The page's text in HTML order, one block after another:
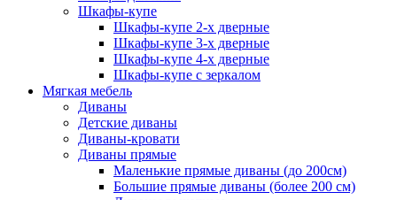
Шкафы-купе
Шкафы-купе 2-х дверные
Шкафы-купе 3-х дверные
Шкафы-купе 4-х дверные
Шкафы-купе с зеркалом
Мягкая мебель
Диваны
Детские диваны
Диваны-кровати
Диваны прямые
Маленькие прямые диваны (до 200см)
Большие прямые диваны (более 200 см)